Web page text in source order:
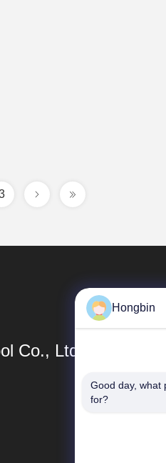
Co., Ltd.
Hongbin
Good day, what
for?